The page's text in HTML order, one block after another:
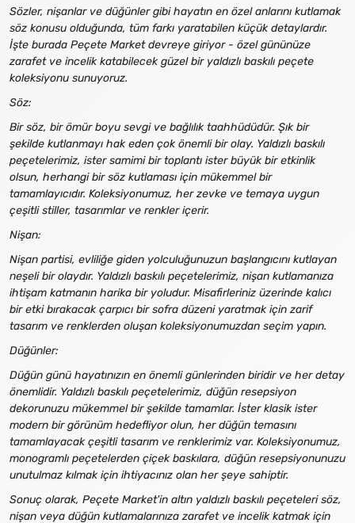
Sözler, nişanlar ve düğünler gibi hayatın en özel anlarını kutlamak
söz konusu olduğunda, tüm farkı yaratabilen küçük detaylardır.
İşte burada Peçete Market devreye giriyor - özel gününüze
zarafet ve incelik katabilecek güzel bir yaldızlı baskılı peçete
koleksiyonu sunuyoruz.
Söz:
Bir söz, bir ömür boyu sevgi ve bağlılık taahhüdüdür. Şık bir
şekilde kutlanmayı hak eden çok önemli bir olay. Yaldızlı baskılı
peçetelerimiz, ister samimi bir toplantı ister büyük bir etkinlik
olsun, herhangi bir söz kutlaması için mükemmel bir
tamamlayıcıdır. Koleksiyonumuz, her zevke ve temaya uygun
çeşitli stiller, tasarımlar ve renkler içerir.
Nişan:
Nişan partisi, evliliğe giden yolculuğunuzun başlangıcını kutlayan
neşeli bir olaydır. Yaldızlı baskılı peçetelerimiz, nişan kutlamanıza
ihtişam katmanın harika bir yoludur. Misafirleriniz üzerinde kalıcı
bir etki bırakacak çarpıcı bir sofra düzeni yaratmak için zarif
tasarım ve renklerden oluşan koleksiyonumuzdan seçim yapın.
Düğünler:
Düğün günü hayatınızın en önemli günlerinden biridir ve her detay
önemlidir. Yaldızlı baskılı peçetelerimiz, düğün resepsiyon
dekorunuzu mükemmel bir şekilde tamamlar. İster klasik ister
modern bir görünüm hedefliyor olun, her düğün temasını
tamamlayacak çeşitli tasarım ve renklerimiz var. Koleksiyonumuz,
monogramlı peçetelerden çiçek baskılara, düğün resepsiyonunuzu
unutulmaz kılmak için ihtiyacınız olan her şeye sahiptir.
Sonuç olarak, Peçete Market'in altın yaldızlı baskılı peçeteleri söz,
nişan veya düğün kutlamalarınıza zarafet ve incelik katmak için